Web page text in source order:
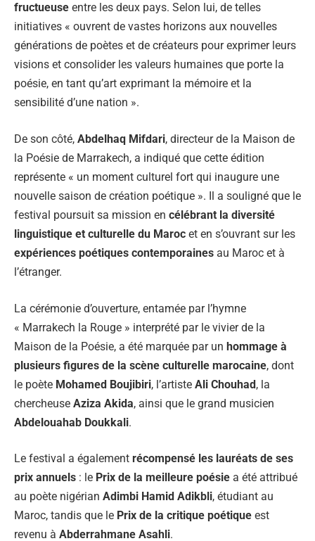
fructueuse entre les deux pays. Selon lui, de telles
initiatives « ouvrent de vastes horizons aux nouvelles
générations de poètes et de créateurs pour exprimer leurs
visions et consolider les valeurs humaines que porte la
poésie, en tant qu’art exprimant la mémoire et la
sensibilité d’une nation ».
De son côté, Abdelhaq Mifdari, directeur de la Maison de
la Poésie de Marrakech, a indiqué que cette édition
représente « un moment culturel fort qui inaugure une
nouvelle saison de création poétique ». Il a souligné que le
festival poursuit sa mission en célébrant la diversité
linguistique et culturelle du Maroc et en s’ouvrant sur les
expériences poétiques contemporaines au Maroc et à
l’étranger.
La cérémonie d’ouverture, entamée par l’hymne
« Marrakech la Rouge » interprété par le vivier de la
Maison de la Poésie, a été marquée par un hommage à
plusieurs figures de la scène culturelle marocaine, dont
le poète Mohamed Boujibiri, l’artiste Ali Chouhad, la
chercheuse Aziza Akida, ainsi que le grand musicien
Abdelouahab Doukkali.
Le festival a également récompensé les lauréats de ses
prix annuels : le Prix de la meilleure poésie a été attribué
au poète nigérian Adimbi Hamid Adikbli, étudiant au
Maroc, tandis que le Prix de la critique poétique est
revenu à Abderrahmane Asahli.